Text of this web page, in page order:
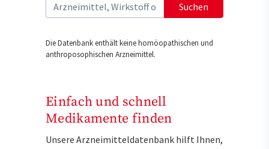
Suchen
Die Datenbank enthält keine homöopathischen und
anthroposophischen Arzneimittel.
Einfach und schnell
Medikamente finden
Unsere Arzneimitteldatenbank hilft Ihnen,